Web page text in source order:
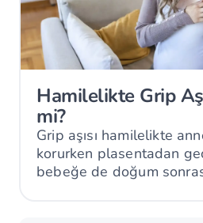
Hamilelikte Grip
mi?
Grip aşısı hamilelikte
korurken plasentadan
bebeğe de doğum